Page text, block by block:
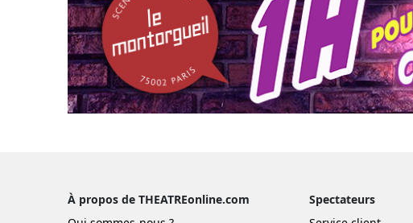
À propos de THEATREonline.com
Spectateurs